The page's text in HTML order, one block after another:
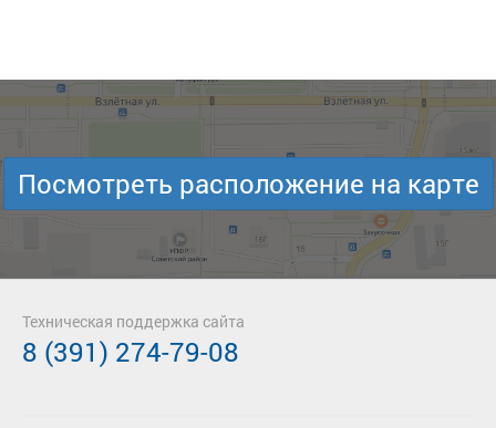
Посмотреть расположение на карте
Техническая поддержка сайта
8 (391) 274-79-08